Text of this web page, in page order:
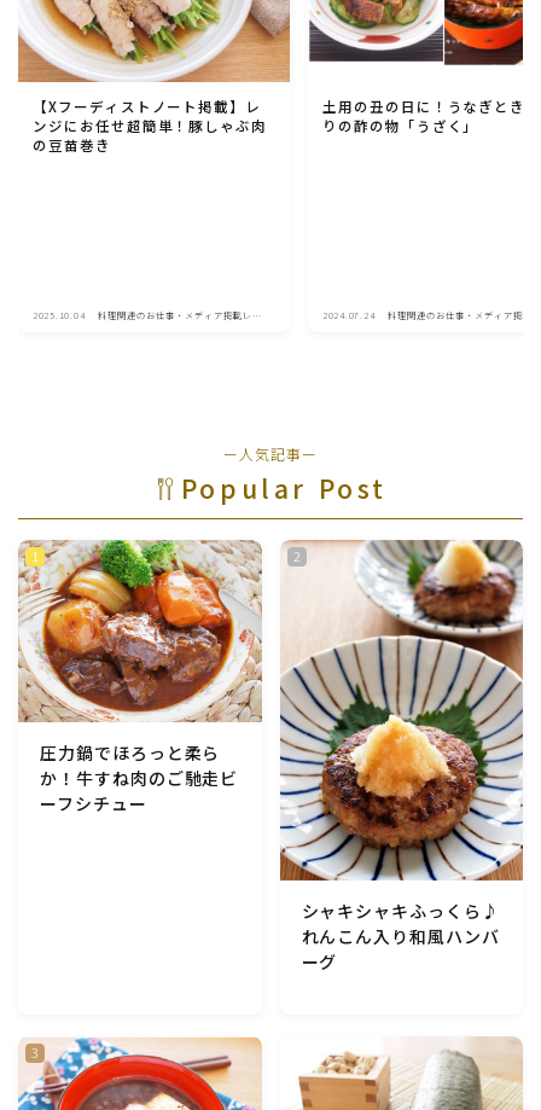
【Xフーディストノート掲載】レ
ンジにお任せ超簡単！豚しゃぶ肉
の豆苗巻き
2025.10.04 料理関連のお仕事・メディア掲載レシ
土用の丑の日に！うなぎとき
りの酢の物「うざく」
2024.07.24 料理関連のお仕事・メディア掲載
ー人気記事ー
Popular Post
圧力鍋でほろっと柔ら
か！牛すね肉のご馳走ビ
ーフシチュー
シャキシャキふっくら♪
れんこん入り和風ハンバ
ーグ